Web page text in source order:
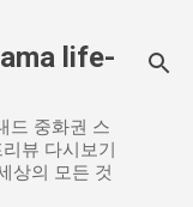
life-
드 중화권 스
뷰 다시보기
상의 모든 것